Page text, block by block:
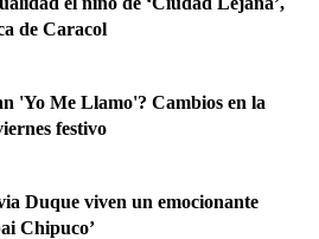
de Caracol
'Yo Me Llamo'? Cambios en la
festivo
Duque viven un emocionante
Chipuco’